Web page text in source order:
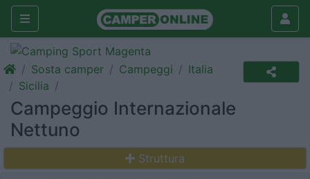
Sosta camper Campeggi
Italia
Sicilia
Campeggio Internazionale
Nettuno
Struttura